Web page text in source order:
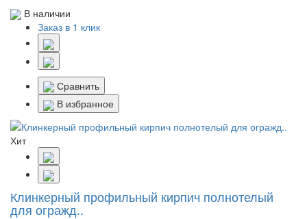
В наличии
Заказ в 1 клик
Сравнить
В избранное
Хит
Клинкерный профильный кирпич полнотелый
для огражд..